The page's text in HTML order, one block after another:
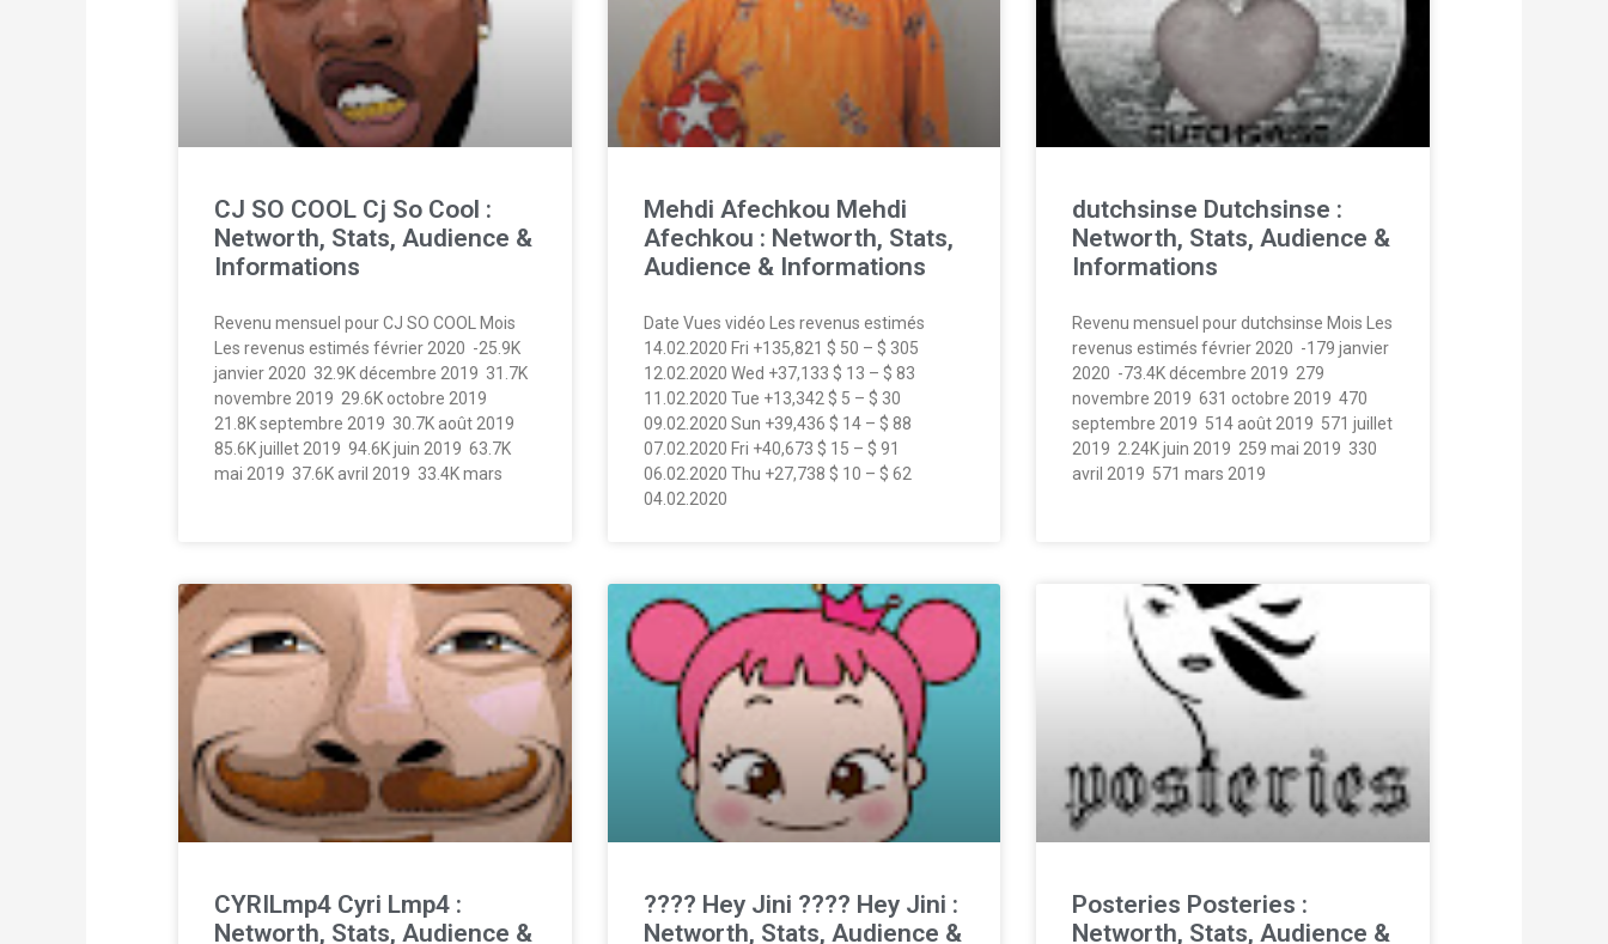
CJ SO COOL Cj So Cool :
Networth, Stats, Audience &
Informations
Revenu mensuel pour CJ SO COOL Mois
Les revenus estimés février 2020  -25.9K
janvier 2020  32.9K décembre 2019  31.7K
novembre 2019  29.6K octobre 2019 
21.8K septembre 2019  30.7K août 2019 
85.6K juillet 2019  94.6K juin 2019  63.7K
mai 2019  37.6K avril 2019  33.4K mars
Mehdi Afechkou Mehdi
Afechkou : Networth, Stats,
Audience & Informations
Date Vues vidéo Les revenus estimés
14.02.2020 Fri +135,821 $ 50 – $ 305
12.02.2020 Wed +37,133 $ 13 – $ 83
11.02.2020 Tue +13,342 $ 5 – $ 30
09.02.2020 Sun +39,436 $ 14 – $ 88
07.02.2020 Fri +40,673 $ 15 – $ 91
06.02.2020 Thu +27,738 $ 10 – $ 62
04.02.2020
dutchsinse Dutchsinse :
Networth, Stats, Audience &
Informations
Revenu mensuel pour dutchsinse Mois Les
revenus estimés février 2020  -179 janvier
2020  -73.4K décembre 2019  279
novembre 2019  631 octobre 2019  470
septembre 2019  514 août 2019  571 juillet
2019  2.24K juin 2019  259 mai 2019  330
avril 2019  571 mars 2019 
CYRILmp4 Cyri Lmp4 :
Networth, Stats, Audience &
???? Hey Jini ???? Hey Jini :
Networth, Stats, Audience &
Posteries Posteries :
Networth, Stats, Audience &